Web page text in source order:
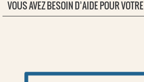
VOUS AVEZ BESOIN D’AIDE POUR